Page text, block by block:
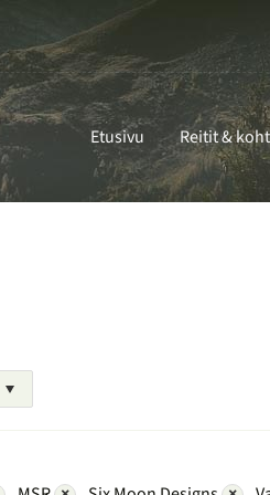
Etusivu Reitit &